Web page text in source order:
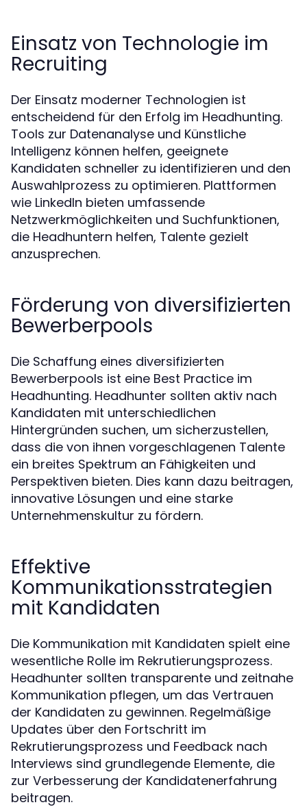
Einsatz von Technologie im
Recruiting
Der Einsatz moderner Technologien ist
entscheidend für den Erfolg im Headhunting.
Tools zur Datenanalyse und Künstliche
Intelligenz können helfen, geeignete
Kandidaten schneller zu identifizieren und den
Auswahlprozess zu optimieren. Plattformen
wie LinkedIn bieten umfassende
Netzwerkmöglichkeiten und Suchfunktionen,
die Headhuntern helfen, Talente gezielt
anzusprechen.
Förderung von diversifizierten
Bewerberpools
Die Schaffung eines diversifizierten
Bewerberpools ist eine Best Practice im
Headhunting. Headhunter sollten aktiv nach
Kandidaten mit unterschiedlichen
Hintergründen suchen, um sicherzustellen,
dass die von ihnen vorgeschlagenen Talente
ein breites Spektrum an Fähigkeiten und
Perspektiven bieten. Dies kann dazu beitragen,
innovative Lösungen und eine starke
Unternehmenskultur zu fördern.
Effektive
Kommunikationsstrategien
mit Kandidaten
Die Kommunikation mit Kandidaten spielt eine
wesentliche Rolle im Rekrutierungsprozess.
Headhunter sollten transparente und zeitnahe
Kommunikation pflegen, um das Vertrauen
der Kandidaten zu gewinnen. Regelmäßige
Updates über den Fortschritt im
Rekrutierungsprozess und Feedback nach
Interviews sind grundlegende Elemente, die
zur Verbesserung der Kandidatenerfahrung
beitragen.